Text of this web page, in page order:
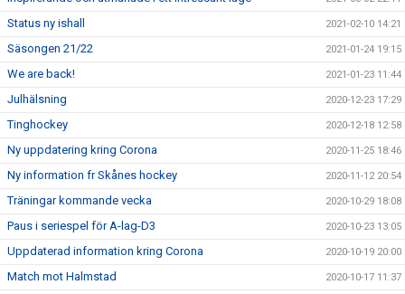
Status ny ishall 2021-02-10 14:21
Säsongen 21/22 2021-01-24 19:15
We are back! 2021-01-23 11:44
Julhälsning 2020-12-23 17:29
Tinghockey 2020-12-18 12:58
Ny uppdatering kring Corona 2020-11-25 18:46
Ny information fr Skånes hockey 2020-11-12 20:54
Träningar kommande vecka 2020-10-29 18:08
Paus i seriespel för A-lag-D3 2020-10-23 13:05
Uppdaterad information kring Corona 2020-10-19 20:00
Match mot Halmstad 2020-10-17 11:37